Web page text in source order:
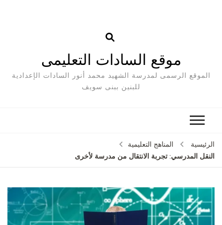
موقع السادات التعليمى
الموقع الرسمى لمدرسة الشهيد محمد أنور السادات الإعدادية
للبنين ببنى سويف
الرئيسية
المناهج التعليمية
النقل المدرسي: تجربة الانتقال من مدرسة لأخرى